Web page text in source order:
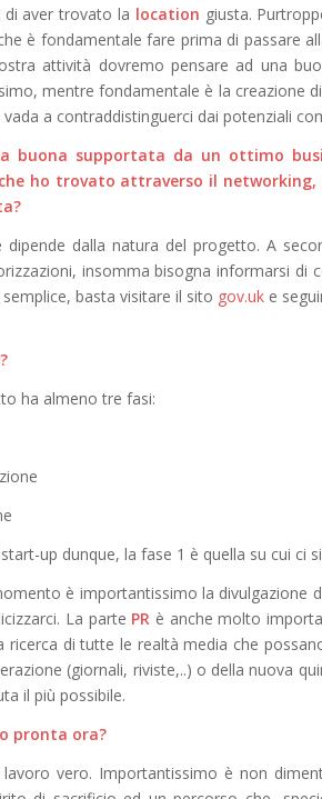
di aver trovato la location giusta.
è fondamentale fare prima di passare
attività dovremo pensare ad una
mentre fondamentale è la creazione
a contraddistinguerci dai potenziali
buona supportata da un ottimo
ho trovato attraverso il
dipende dalla natura del progetto. A
insomma bisogna informarsi di
basta visitare il sito gov.uk e
ha almeno tre fasi:
up dunque, la fase 1 è quella su cui ci
è importantissimo la divulgazione
La parte PR è anche molto
ricerca di tutte le realtà media che
(giornali, riviste,..) o della nuova
il più possibile.
pronta ora?
lavoro vero. Importantissimo è non